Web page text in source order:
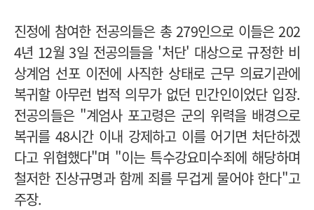
진정에 참여한 전공의들은 총 279인으로 이들은 202
4년 12월 3일 전공의들을 '처단' 대상으로 규정한 비
상계엄 선포 이전에 사직한 상태로 근무 의료기관에
복귀할 아무런 법적 의무가 없던 민간인이었단 입장.
전공의들은 "계엄사 포고령은 군의 위력을 배경으로
복귀를 48시간 이내 강제하고 이를 어기면 처단하겠
다고 위협했다"며 "이는 특수강요미수죄에 해당하며
철저한 진상규명과 함께 죄를 무겁게 물어야 한다"고
주장.